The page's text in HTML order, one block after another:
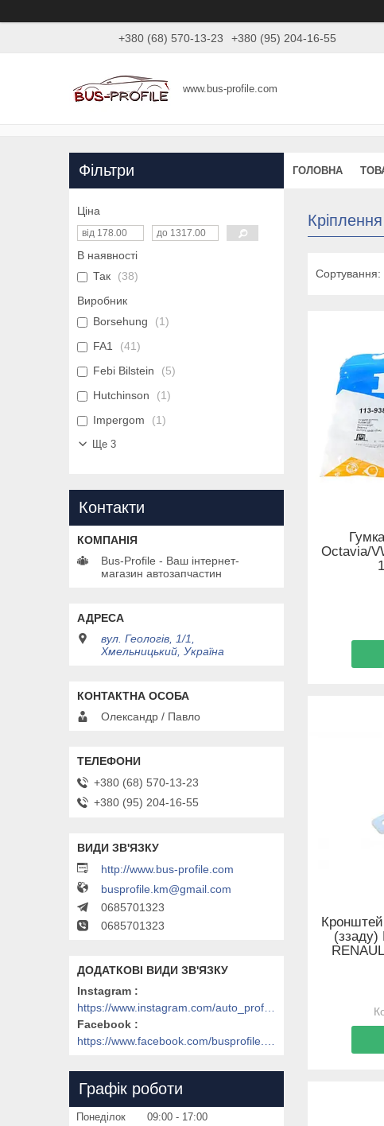
+380 (68) 570-13-23 +380 (95) 204-16-55
www.bus-profile.com
ГОЛОВНА
Octavia/
(ззаду)
Фільтри
Ціна
В наявності
Так
38
Виробник
Borsehung
1
FA1
41
Febi Bilstein
5
Hutchinson
1
Impergom
1
Ще 3
Контакти
Bus-Profile - Ваш інтернет-
магазин автозапчастин
вул. Геологів, 1/1,
Хмельницький, Україна
Олександр / Павло
+380 (68) 570-13-23
+380 (95) 204-16-55
http://www.bus-profile.com
busprofile.km@gmail.com
0685701323
0685701323
Instagram
Facebook
Графік роботи
Понеділок 09:00
17:00